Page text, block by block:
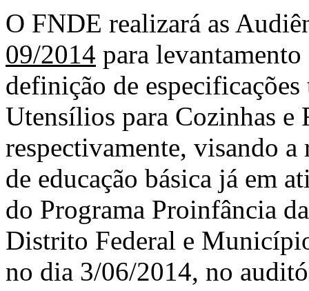
O FNDE realizará as
09/2014 para
definição de
Utensílios para Cozinhas e
respectivamente, visando a
de educação básica já em
do Programa Proinfância
Distrito Federal e
no dia 3/06/2014, no